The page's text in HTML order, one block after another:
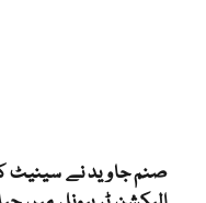
صنم جاوید نے سینیٹ